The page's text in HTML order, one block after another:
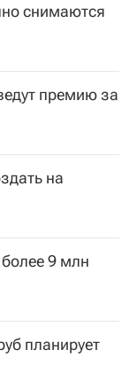
снимаются
премию за
на
9 млн
планирует